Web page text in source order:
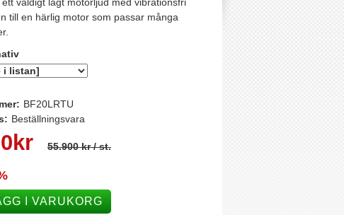
till en härlig motor som passar många
BF20LRTU
Beställningsvara
kr 55.900 kr/ st.
I VARUKORG